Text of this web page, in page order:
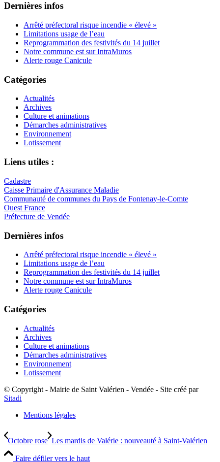
Dernières infos
Arrêté préfectoral risque incendie « élevé »
Limitations usage de l’eau
Reprogrammation des festivités du 14 juillet
Notre commune est sur IntraMuros
Alerte rouge Canicule
Catégories
Actualités
Archives
Culture et animations
Démarches administratives
Environnement
Lotissement
Liens utiles :
Cadastre
Caisse Primaire d'Assurance Maladie
Communauté de communes du Pays de Fontenay-le-Comte
Ouest France
Préfecture de Vendée
Dernières infos
Arrêté préfectoral risque incendie « élevé »
Limitations usage de l’eau
Reprogrammation des festivités du 14 juillet
Notre commune est sur IntraMuros
Alerte rouge Canicule
Catégories
Actualités
Archives
Culture et animations
Démarches administratives
Environnement
Lotissement
© Copyright - Mairie de Saint Valérien - Vendée - Site créé par
Sitadi
Mentions légales
Octobre rose Les mardis de Valérie : nouveauté à Saint-Valérien
Faire défiler vers le haut